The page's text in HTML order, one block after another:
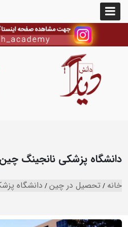
دانشگاه پزشکی نانجینگ چین +
خانه تحصیل در چین دانشگاه